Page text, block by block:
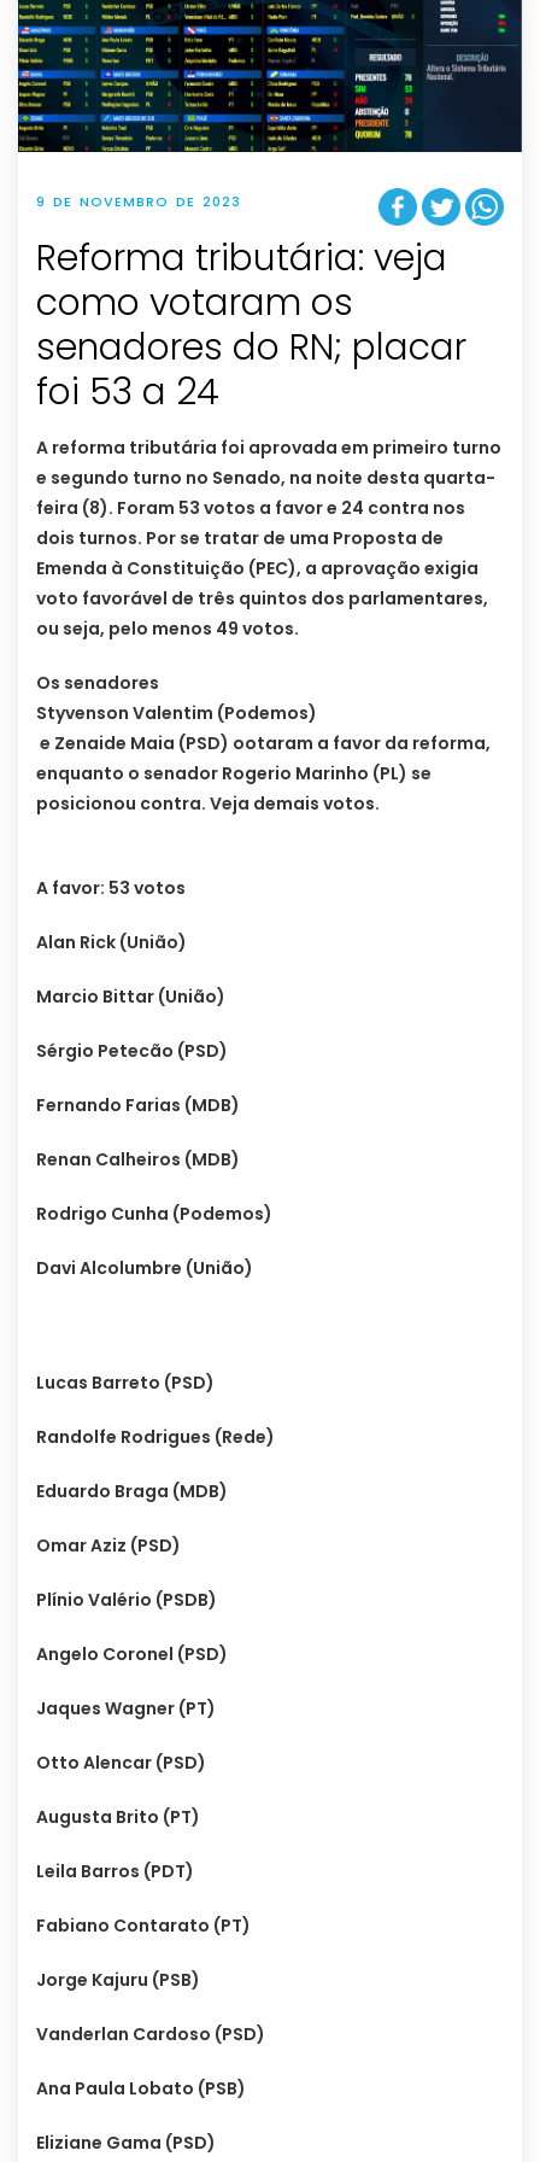
9 DE NOVEMBRO DE 2023
Reforma tributária: veja
como votaram os
senadores do RN; placar
foi 53 a 24
A reforma tributária foi aprovada em primeiro turno
e segundo turno no Senado, na noite desta quarta-
feira (8). Foram 53 votos a favor e 24 contra nos
dois turnos. Por se tratar de uma Proposta de
Emenda à Constituição (PEC), a aprovação exigia
voto favorável de três quintos dos parlamentares,
ou seja, pelo menos 49 votos.
Os senadores
Styvenson Valentim (Podemos)
e Zenaide Maia (PSD) ootaram a favor da reforma,
enquanto o senador Rogerio Marinho (PL) se
posicionou contra. Veja demais votos.
A favor: 53 votos
Alan Rick (União)
Marcio Bittar (União)
Sérgio Petecão (PSD)
Fernando Farias (MDB)
Renan Calheiros (MDB)
Rodrigo Cunha (Podemos)
Davi Alcolumbre (União)
Lucas Barreto (PSD)
Randolfe Rodrigues (Rede)
Eduardo Braga (MDB)
Omar Aziz (PSD)
Plínio Valério (PSDB)
Angelo Coronel (PSD)
Jaques Wagner (PT)
Otto Alencar (PSD)
Augusta Brito (PT)
Leila Barros (PDT)
Fabiano Contarato (PT)
Jorge Kajuru (PSB)
Vanderlan Cardoso (PSD)
Ana Paula Lobato (PSB)
Eliziane Gama (PSD)